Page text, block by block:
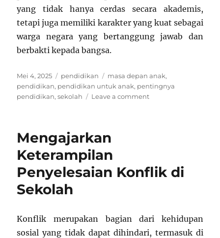
yang tidak hanya cerdas secara akademis,
tetapi juga memiliki karakter yang kuat sebagai
warga negara yang bertanggung jawab dan
berbakti kepada bangsa.
Posted
on
Mei 4, 2025 Categories
pendidikan Tags
masa depan anak,
pendidikan, pendidikan untuk anak, pentingnya
pendidikan,sekolah Leave a commenton
Mengajarkan
Keterampilan
Penyelesaian Konflik di
Sekolah
Konflik merupakan bagian dari kehidupan
sosial yang tidak dapat dihindari, termasuk di